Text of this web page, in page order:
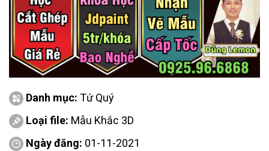
Danh mục: Tứ Quý
Loại file: Mẫu Khắc 3D
Ngày đăng: 01-11-2021